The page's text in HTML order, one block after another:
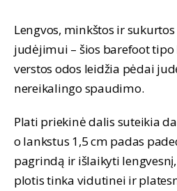
Lengvos, minkštos ir
judėjimui – šios barefoot
verstos odos leidžia pėdai
nereikalingo spaudimo.
Plati priekinė dalis suteikia
o lankstus 1,5 cm padas
pagrindą ir išlaikyti
plotis tinka vidutinei ir